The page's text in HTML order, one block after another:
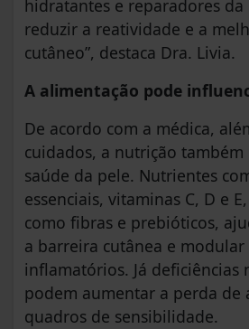
hidratantes e reparadores
reduzir a reatividade e a
cutâneo”, destaca Dra. Livia.
A alimentação pode
De acordo com a médica,
cuidados, a nutrição
saúde da pele. Nutrientes
essenciais, vitaminas C, D e
como fibras e prebióticos,
a barreira cutânea e modular
inflamatórios. Já deficiências
podem aumentar a perda de
quadros de sensibilidade.